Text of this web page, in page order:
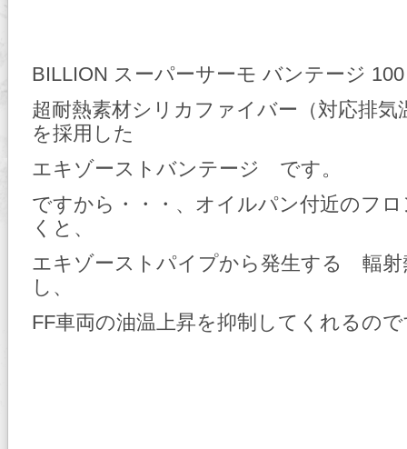
BILLION スーパーサーモ バンテージ
超耐熱素材シリカファイバー（対応
を採用した
エキゾーストバンテージ です。
ですから・・・、オイルパン付近のフ
くと、
エキゾーストパイプから発生する 輻射
し、
FF車両の油温上昇を抑制してくれるの